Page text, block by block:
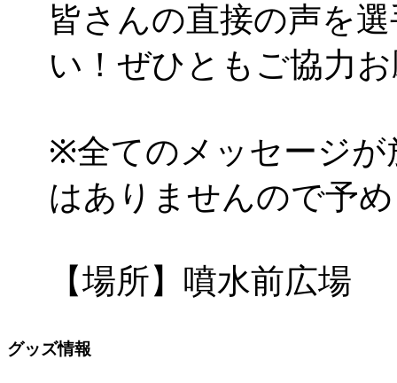
皆さんの直接の声を
い！ぜひともご協力
※全てのメッセージが
はありませんので予
【場所】噴水前広場
グッズ情報